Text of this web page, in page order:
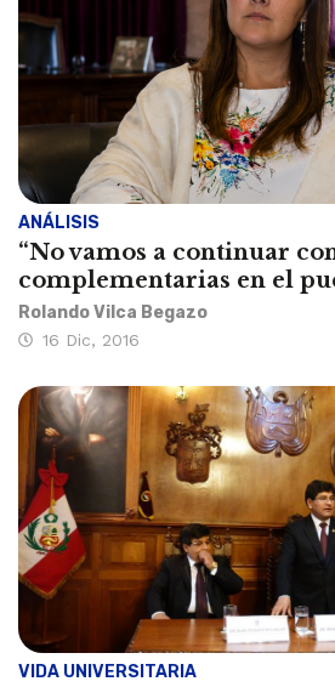
ANÁLISIS
“No vamos a continuar
complementarias en el
Rolando Vilca Begazo
16 Dic, 2016
VIDA UNIVERSITARIA